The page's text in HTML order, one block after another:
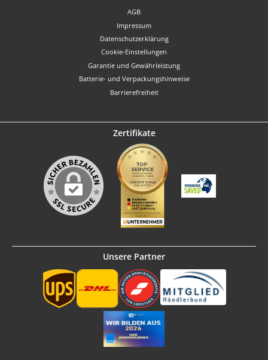
AGB
Impressum
Datenschutzerklärung
Cookie-Einstellungen
Garantie und Gewährleistung
Batterie- und Verpackungshinweise
Barrierefreiheit
Zertifikate
Unsere Partner